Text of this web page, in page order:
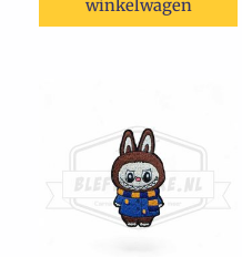
winkelwagen